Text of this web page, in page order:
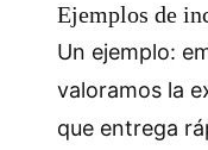
Ejemplos de
Un ejemplo:
valoramos la
que entrega